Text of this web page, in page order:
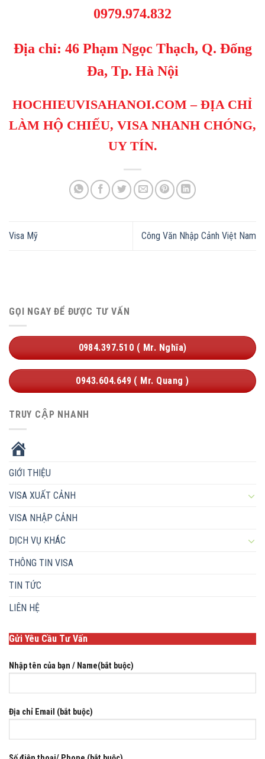
0979.974.832
Địa chỉ: 46 Phạm Ngọc Thạch, Q. Đống
Đa, Tp. Hà Nội
HOCHIEUVISAHANOI.COM – ĐỊA CHỈ
LÀM HỘ CHIẾU, VISA NHANH CHÓNG,
UY TÍN.
Visa Mỹ Công Văn Nhập Cảnh Việt Nam
GỌI NGAY ĐỂ ĐƯỢC TƯ VẤN
0984.397.510 ( Mr. Nghĩa)
0943.604.649 ( Mr. Quang )
TRUY CẬP NHANH
GIỚI THIỆU
VISA XUẤT CẢNH
VISA NHẬP CẢNH
DỊCH VỤ KHÁC
THÔNG TIN VISA
TIN TỨC
LIÊN HỆ
Gửi Yêu Cầu Tư Vấn
Nhập tên của bạn / Name(bắt buộc)
Địa chỉ Email (bắt buộc)